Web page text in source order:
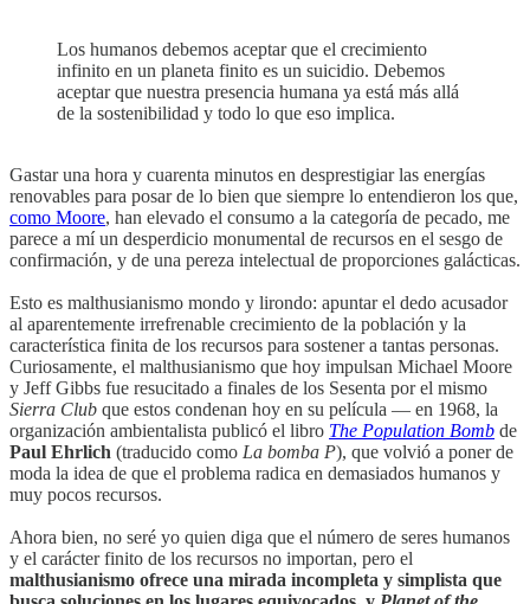
Los humanos debemos aceptar que el crecimiento
infinito en un planeta finito es un suicidio. Debemos
aceptar que nuestra presencia humana ya está más allá
de la sostenibilidad y todo lo que eso implica.
Gastar una hora y cuarenta minutos en desprestigiar las energías
renovables para posar de lo bien que siempre lo entendieron los que,
como Moore, han elevado el consumo a la categoría de pecado, me
parece a mí un desperdicio monumental de recursos en el sesgo de
confirmación, y de una pereza intelectual de proporciones galácticas.
Esto es malthusianismo mondo y lirondo: apuntar el dedo acusador
al aparentemente irrefrenable crecimiento de la población y la
característica finita de los recursos para sostener a tantas personas.
Curiosamente, el malthusianismo que hoy impulsan Michael Moore
y Jeff Gibbs fue resucitado a finales de los Sesenta por el mismo
Sierra Club que estos condenan hoy en su película — en 1968, la
organización ambientalista publicó el libro The Population Bomb de
Paul Ehrlich (traducido como La bomba P), que volvió a poner de
moda la idea de que el problema radica en demasiados humanos y
muy pocos recursos.
Ahora bien, no seré yo quien diga que el número de seres humanos
y el carácter finito de los recursos no importan, pero el
malthusianismo ofrece una mirada incompleta y simplista que